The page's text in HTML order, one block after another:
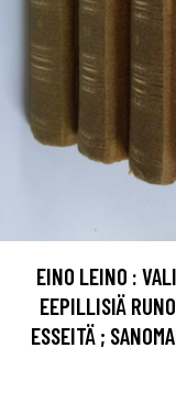
EINO LEINO :
EEPILLISIÄ
ESSEITÄ ;